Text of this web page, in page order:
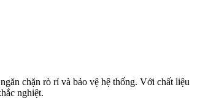
chặn rò rỉ và bảo vệ hệ thống. Với chất liệu
nghiệt.